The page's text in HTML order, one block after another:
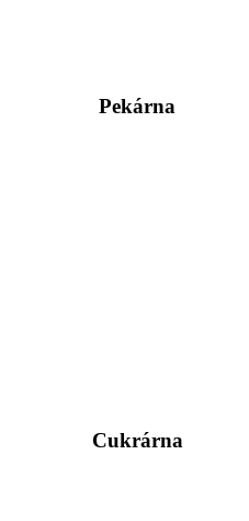
Pekárna
Cukrárna